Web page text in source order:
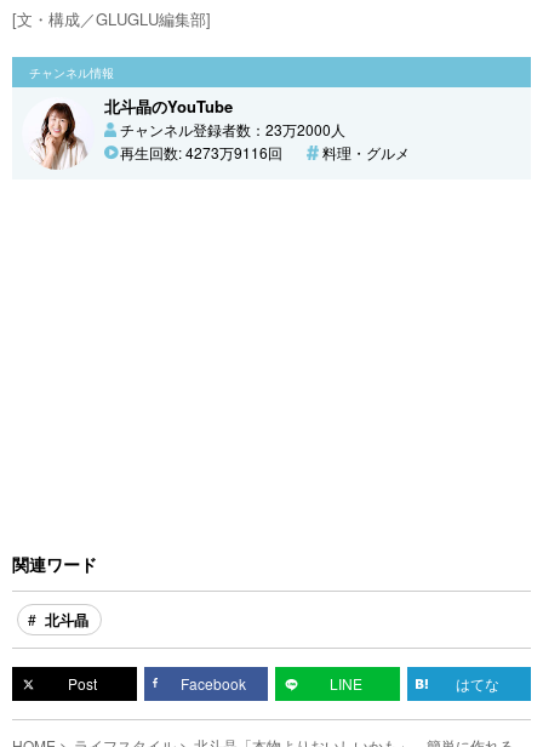
[文・構成／GLUGLU編集部]
チャンネル情報
北斗晶のYouTube
チャンネル登録者数：23万2000人
再生回数: 4273万9116回
料理・グルメ
関連ワード
北斗晶
Post Facebook LINE はてな